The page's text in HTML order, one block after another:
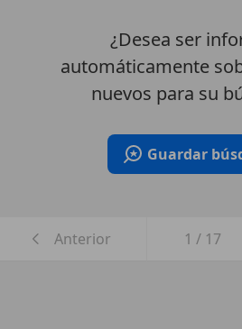
¿Desea ser
automáticamente
nuevos para su
Guardar
Anterior 1 / 17